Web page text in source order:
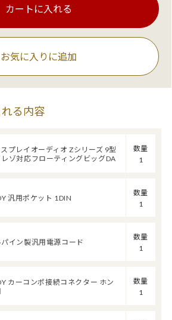
お気に入りに追加
る内容
プレイオーディオ Zシリーズ 9型
レゾ対応フローティングビッグDA
数量
1
汎用ポケット 1DIN
数量
1
パイン製汎用電源コード
数量
1
カーコンポ接続コネクター ホン
数量
1